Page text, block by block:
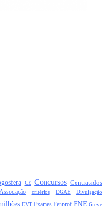
CE Concursos Contratados
critérios DGAE Divulgação
EVT Exames Fenprof FNE Greve